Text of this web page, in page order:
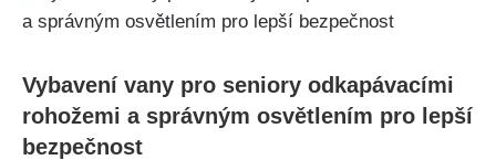
Vybavení vany pro seniory odkapávacími
rohožemi a správným osvětlením pro lepší
bezpečnost